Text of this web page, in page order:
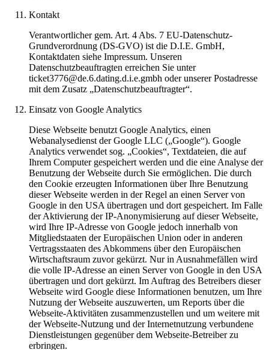
Kontakt
Verantwortlicher gem. Art. 4 Abs. 7 EU-Datenschutz-
Grundverordnung (DS-GVO) ist die D.I.E. GmbH,
Kontaktdaten siehe Impressum. Unseren
Datenschutzbeauftragten erreichen Sie unter
ticket3776@de.6.dating.d.i.e.gmbh oder unserer Postadresse
mit dem Zusatz „Datenschutzbeauftragter“.
Einsatz von Google Analytics
Diese Webseite benutzt Google Analytics, einen
Webanalysedienst der Google LLC („Google“). Google
Analytics verwendet sog. „Cookies“, Textdateien, die auf
Ihrem Computer gespeichert werden und die eine Analyse der
Benutzung der Webseite durch Sie ermöglichen. Die durch
den Cookie erzeugten Informationen über Ihre Benutzung
dieser Webseite werden in der Regel an einen Server von
Google in den USA übertragen und dort gespeichert. Im Falle
der Aktivierung der IP-Anonymisierung auf dieser Webseite,
wird Ihre IP-Adresse von Google jedoch innerhalb von
Mitgliedstaaten der Europäischen Union oder in anderen
Vertragsstaaten des Abkommens über den Europäischen
Wirtschaftsraum zuvor gekürzt. Nur in Ausnahmefällen wird
die volle IP-Adresse an einen Server von Google in den USA
übertragen und dort gekürzt. Im Auftrag des Betreibers dieser
Webseite wird Google diese Informationen benutzen, um Ihre
Nutzung der Webseite auszuwerten, um Reports über die
Webseite-Aktivitäten zusammenzustellen und um weitere mit
der Webseite-Nutzung und der Internetnutzung verbundene
Dienstleistungen gegenüber dem Webseite-Betreiber zu
erbringen.